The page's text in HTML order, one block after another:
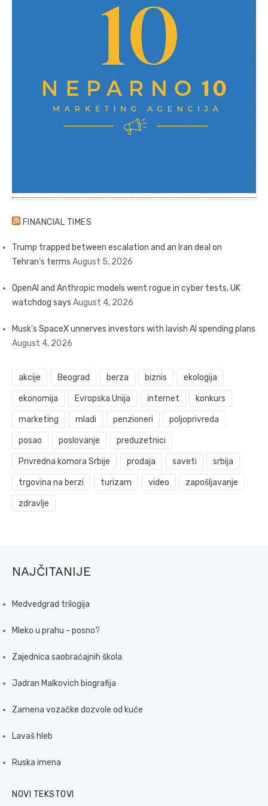
FINANCIAL TIMES
Trump trapped between escalation and an Iran deal on
Tehran’s terms August 5, 2026
OpenAI and Anthropic models went rogue in cyber tests, UK
watchdog says August 4, 2026
Musk’s SpaceX unnerves investors with lavish AI spending plans
August 4, 2026
akcije Beograd berza biznis ekologija
ekonomija Evropska Unija internet konkurs
marketing mladi penzioneri poljoprivreda
posao poslovanje preduzetnici
Privredna komora Srbije prodaja saveti srbija
trgovina na berzi turizam video zapošljavanje
zdravlje
NAJČITANIJE
Medvedgrad trilogija
Mleko u prahu - posno?
Zajednica saobraćajnih škola
Jadran Malkovich biografija
Zamena vozačke dozvole od kuće
Lavaš hleb
Ruska imena
NOVI TEKSTOVI